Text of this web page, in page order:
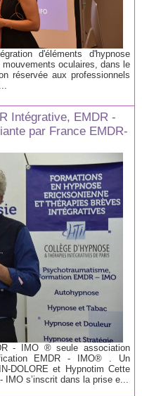
d'éléments d'hypnose
oculaires, dans le
réservée aux professionnels
Intégrative, EMDR -
par France EMDR-
- IMO ® seule association
EMDR - IMO® . Un
DOLORE et Hypnotim Cette
s’inscrit dans la prise e...